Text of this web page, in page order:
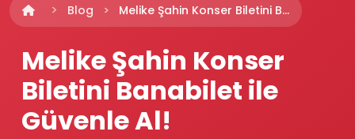
Blog Melike Şahin Konser Biletini B...
Melike Şahin Konser
Biletini Banabilet ile
Güvenle Al!